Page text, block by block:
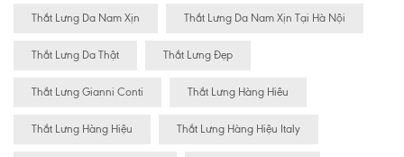
Thắt Lưng Da Nam Xịn Thắt Lưng Da Nam Xịn Tại Hà Nội
Thắt Lưng Da Thật Thắt Lưng Đẹp
Thắt Lưng Gianni Conti Thắt Lưng Hàng Hiêu
Thắt Lưng Hàng Hiệu Thắt Lưng Hàng Hiệu Italy